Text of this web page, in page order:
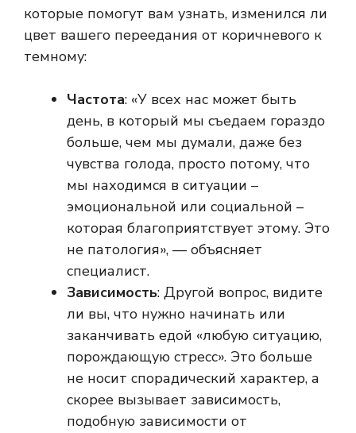
которые помогут вам узнать, изменился ли
цвет вашего переедания от коричневого к
темному:
Частота: «У всех нас может быть
день, в который мы съедаем гораздо
больше, чем мы думали, даже без
чувства голода, просто потому, что
мы находимся в ситуации –
эмоциональной или социальной –
которая благоприятствует этому. Это
не патология», — объясняет
специалист.
Зависимость: Другой вопрос, видите
ли вы, что нужно начинать или
заканчивать едой «любую ситуацию,
порождающую стресс». Это больше
не носит спорадический характер, а
скорее вызывает зависимость,
подобную зависимости от